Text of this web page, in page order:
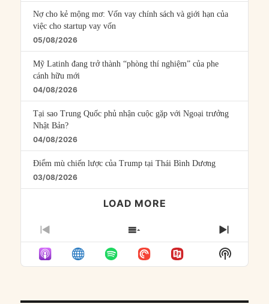
Nợ cho kẻ mộng mơ: Vốn vay chính sách và giới hạn của
việc cho startup vay vốn
05/08/2026
Mỹ Latinh đang trở thành “phòng thí nghiệm” của phe
cánh hữu mới
04/08/2026
Tại sao Trung Quốc phủ nhận cuộc gặp với Ngoại trưởng
Nhật Bản?
04/08/2026
Điểm mù chiến lược của Trump tại Thái Bình Dương
03/08/2026
LOAD MORE
PREVIOUS
EPISODE
SHOW
EPISODES
LIST
NEXT
Show
Podcast